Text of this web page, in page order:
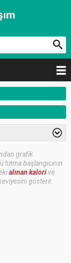
grafik
başlangıcının
alınan kalorive
gösterir.